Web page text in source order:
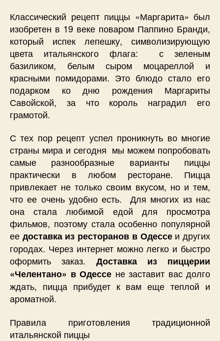
Классический рецепт пиццы «Маргарита» был
изобретен в 19 веке поваром Паппино Бранди,
который испек лепешку, символизирующую
цвета итальянского флага: с зеленым
базиликом, белым сыром моцареллой и
красными помидорами. Это блюдо стало его
подарком ко дню рождения Маргариты
Савойской, за что король наградил его
грамотой.
С тех пор рецепт успел проникнуть во многие
страны мира и сегодня мы можем попробовать
самые разнообразные варианты пиццы
практически в любом ресторане. Пицца
привлекает не только своим вкусом, но и тем,
что ее очень удобно есть. Для многих из нас
она стала любимой едой для просмотра
фильмов, поэтому стала особенно популярной
ее доставка из ресторанов в Одессеи других
городах. Через интернет можно легко и быстро
оформить заказ. Доставка из пиццерии
«Челентано» в Одессе не заставит вас долго
ждать, пицца прибудет к вам еще теплой и
ароматной.
Правила приготовления традиционной
итальянской пиццы